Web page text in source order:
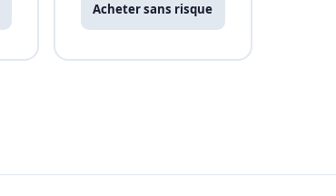
Acheter sans risque